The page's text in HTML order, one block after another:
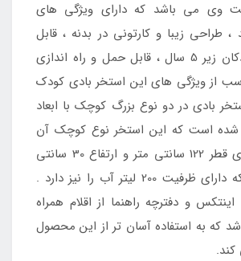
وی می باشد که دارای ویژگی های
طراحی زیبا و کارتونی در بدنه ، قابل
استفاده برای کودکان زیر 5 سال ، قابل حمل و راه اندازی
از ویژگی های این استخر بادی کودک
بادی در دو نوع بزرگ کوچک با ابعاد
شده است که این استخر نوع کوچک آن
می باشد که دارای قطر 122 سانتی متر و ارتفاع 30 سانتی
متری می باشد که دارای ظرفیت 200 لیتر آب را نیز دارد .
و دفترچه راهنما از اقلام همراه
که به استفاده آسان تر از این محصول